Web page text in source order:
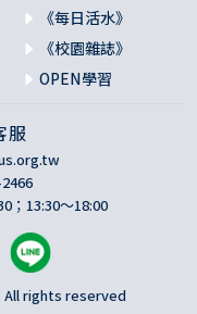
《每日活水》
《校園雜誌》
OPEN學習
服
；13:30～18:00
All rights reserved